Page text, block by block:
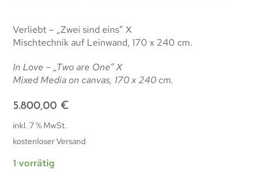
Verliebt – „Zwei sind eins“ X
Mischtechnik auf Leinwand, 170 x 240 cm.
In Love – „Two are One“ X
Mixed Media on canvas, 170 x 240 cm.
5.800,00 €
inkl. 7 % MwSt.
kostenloser Versand
1 vorrätig